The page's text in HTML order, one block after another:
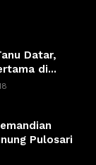
Datar,
di...
Pulosari